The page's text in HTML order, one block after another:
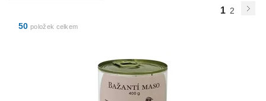
1 2
50 položek celkem